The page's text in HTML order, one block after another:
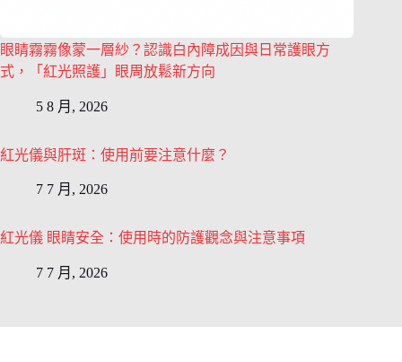
眼睛霧霧像蒙一層紗？認識白內障成因與日常護眼方
式，「紅光照護」眼周放鬆新方向
5 8 月, 2026
紅光儀與肝斑：使用前要注意什麼？
7 7 月, 2026
紅光儀 眼睛安全：使用時的防護觀念與注意事項
7 7 月, 2026